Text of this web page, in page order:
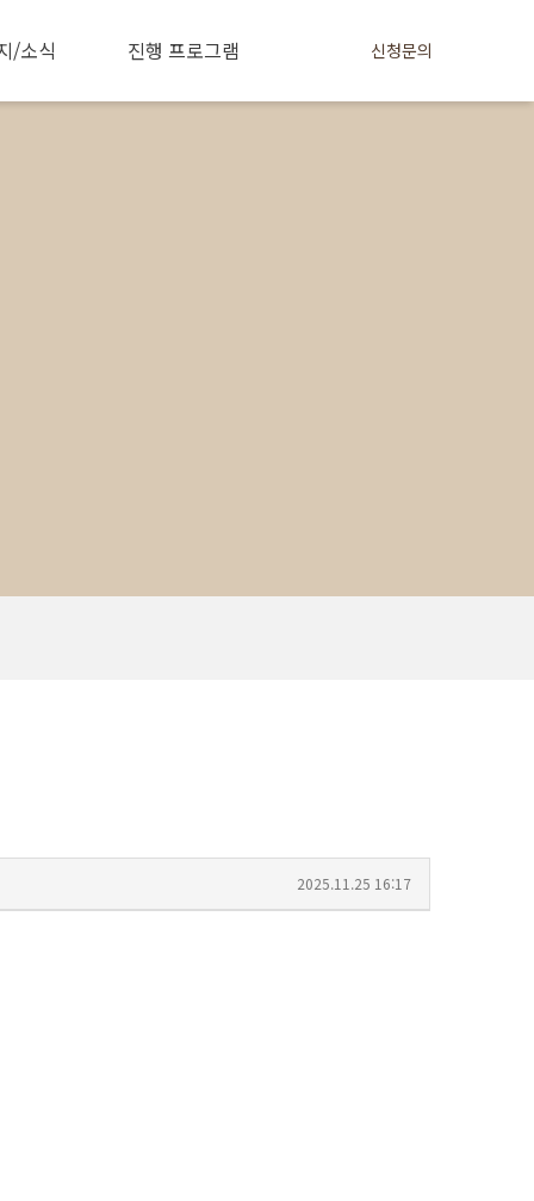
신청문의
/소식 진행 프로그램
2025.11.25 16:17